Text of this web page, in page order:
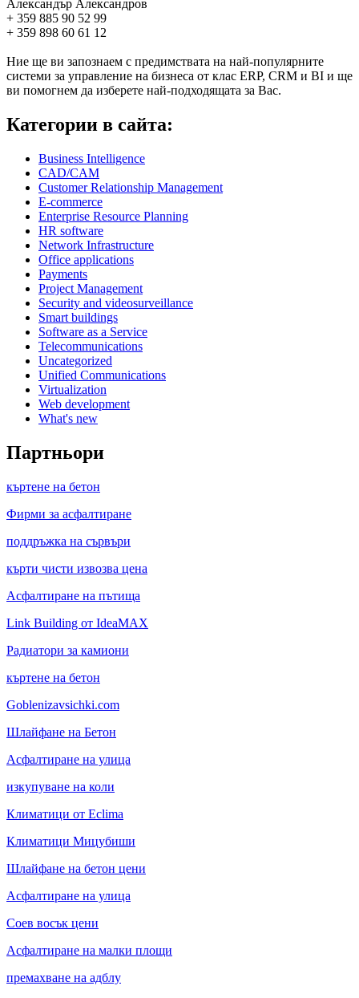
Александър Александров
+ 359 885 90 52 99
+ 359 898 60 61 12
Ние ще ви запознаем с предимствата на най-популярните
системи за управление на бизнеса от клас ERP, CRM и BI и ще
ви помогнем да изберете най-подходящата за Вас.
Категории в сайта:
Business Intelligence
CAD/CAM
Customer Relationship Management
E-commerce
Enterprise Resource Planning
HR software
Network Infrastructure
Office applications
Payments
Project Management
Security and videosurveillance
Smart buildings
Software as a Service
Telecommunications
Uncategorized
Unified Communications
Virtualization
Web development
What's new
Партньори
къртене на бетон
Фирми за асфалтиране
поддръжка на сървъри
кърти чисти извозва цена
Асфалтиране на пътища
Link Building от IdeaMAX
Радиатори за камиони
къртене на бетон
Goblenizavsichki.com
Шлайфане на Бетон
Асфалтиране на улица
изкупуване на коли
Климатици от Eclima
Климатици Мицубиши
Шлайфане на бетон цени
Асфалтиране на улица
Соев восък цени
Асфалтиране на малки площи
премахване на адблу